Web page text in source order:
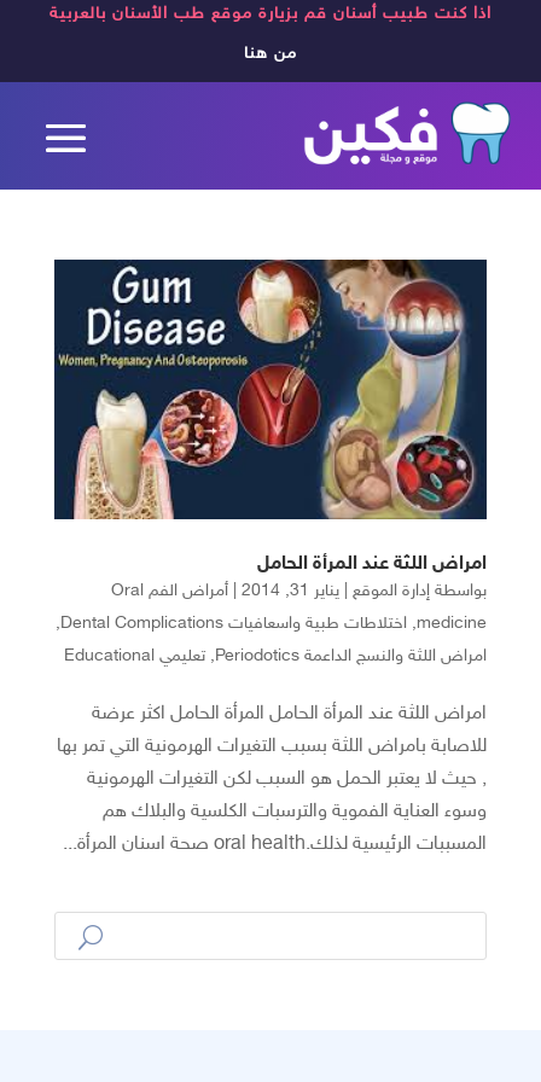
اذا كنت طبيب أسنان قم بزيارة موقع طب الأسنان بالعربية
من هنا
امراض اللثة عند المرأة الحامل
بواسطة إدارة الموقع| يناير 31, 2014 |
أمراض الفم Oral
medicine
, اختلاطات طبية واسعافيات Dental Complications
,
امراض اللثة والنسج الداعمة Periodotics
, تعليمي Educational
امراض اللثة عند المرأة الحامل المرأة الحامل اكثر عرضة
للاصابة بامراض اللثة بسبب التغيرات الهرمونية التي تمر بها
, حيث لا يعتبر الحمل هو السبب لكن التغيرات الهرمونية
وسوء العناية الفموية والترسبات الكلسية والبلاك هم
المسببات الرئيسية لذلك.oral health صحة اسنان المرأة...